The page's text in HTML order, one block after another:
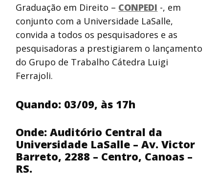
Graduação em Direito – CONPEDI -, em
conjunto com a Universidade LaSalle,
convida a todos os pesquisadores e as
pesquisadoras a prestigiarem o lançamento
do Grupo de Trabalho Cátedra Luigi
Ferrajoli.
Quando: 03/09, às 17h
Onde: Auditório Central da
Universidade LaSalle – Av. Victor
Barreto, 2288 – Centro, Canoas –
RS.